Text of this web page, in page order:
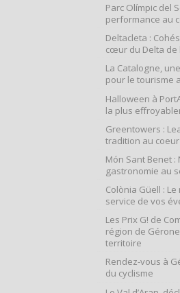
Parc Olímpic del
performance au
Deltacleta :
cœur du Delta de
La Catalogne,
pour le tourisme
Halloween à
la plus
Greentowers :
tradition au
Món Sant Benet
gastronomie au
Colònia Güell :
service de vos
Les Prix G! de
région de
territoire
Rendez-vous à
du cyclisme